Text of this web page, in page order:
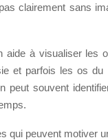
clairement sans
aide à visualiser les
et parfois les os
peut souvent
qui peuvent motiver